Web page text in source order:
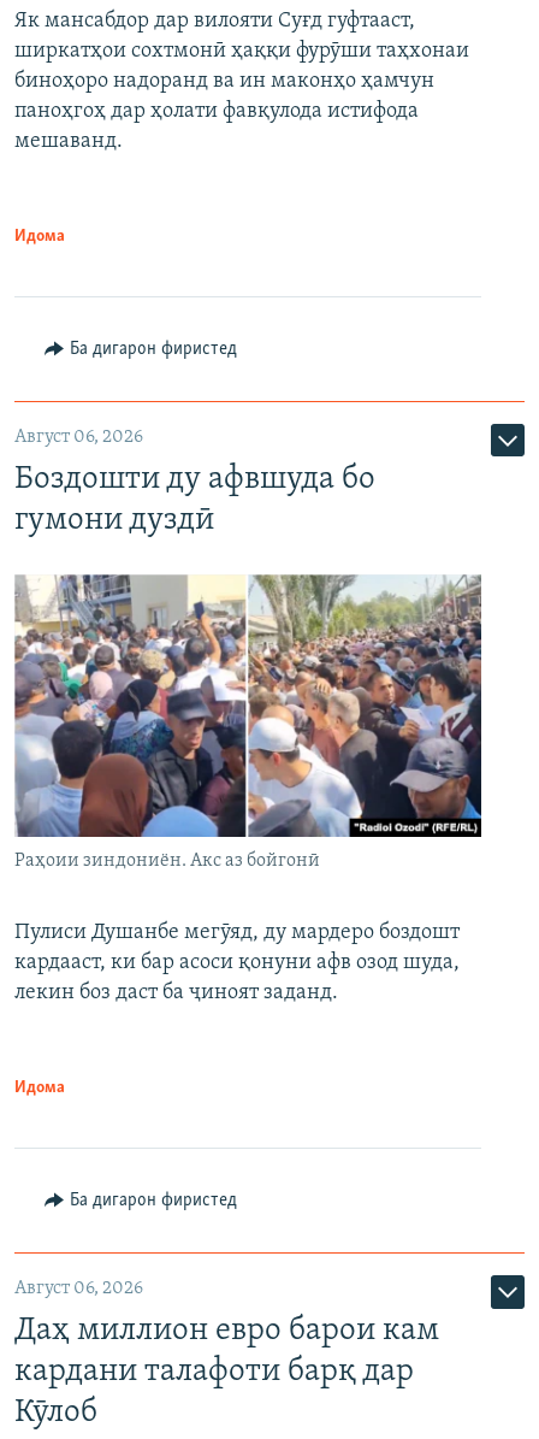
Як мансабдор дар вилояти Суғд гуфтааст,
ширкатҳои сохтмонӣ ҳаққи фурӯши таҳхонаи
биноҳоро надоранд ва ин маконҳо ҳамчун
паноҳгоҳ дар ҳолати фавқулода истифода
мешаванд.
Идома
Ба дигарон фиристед
Август 06, 2026
Боздошти ду афвшуда бо
гумони дуздӣ
Раҳоии зиндониён. Акс аз бойгонӣ
Пулиси Душанбе мегӯяд, ду мардеро боздошт
кардааст, ки бар асоси қонуни афв озод шуда,
лекин боз даст ба ҷиноят заданд.
Идома
Ба дигарон фиристед
Август 06, 2026
Даҳ миллион евро барои кам
кардани талафоти барқ дар
Кӯлоб